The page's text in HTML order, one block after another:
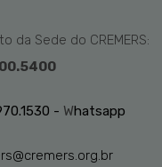
da Sede do CREMERS:
- Whatsapp